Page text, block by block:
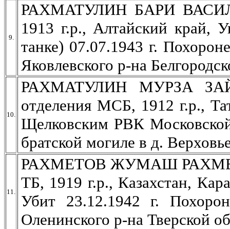
9.
РАХМАТУЛИН БАРИ
1913 г.р., Алтайский край,
танке) 07.07.1943 г.
Яковлевского р-на
10.
РАХМАТУЛИН МУРЗА
отделения МСБ, 1912 г.р.,
Щелковским РВК
братской могиле в д.
11.
РАХМЕТОВ ЖУМАШ
ТБ, 1919 г.р., Казахстан,
Убит 23.12.1942 г.
Оленинского р-на Тверской